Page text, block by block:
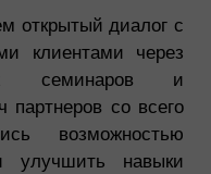
открытый диалог с
клиентами через
семинаров и
партнеров со всего
возможностью
улучшить навыки